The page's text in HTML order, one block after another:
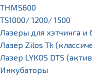
THMS600
TS1000/ 1200/ 1500
Лазеры для хэтчинга и
Лазер Zilos Tk
Лазер LYKOS DTS
Инкубаторы